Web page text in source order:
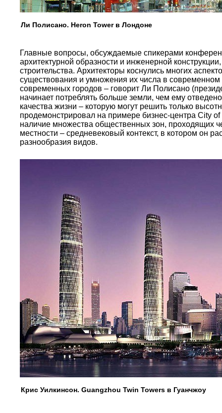
Ли Полисано. Heron Tower в Лондоне
Главные вопросы, обсуждаемые спикерами
архитектурной образности и инженерной
строительства. Архитекторы коснулись многих
существования и умножения их числа в
современных городов – говорит Ли Полисано
начинает потреблять больше земли, чем ему
качества жизни – которую могут решить только
продемонстрировал на примере бизнес-центра City
наличие множества общественных зон, проходящих
местности – средневековый контекст, в котором он
разнообразия видов.
Крис Уилкинсон. Guangzhou Twin Towers в Гуанчжоу